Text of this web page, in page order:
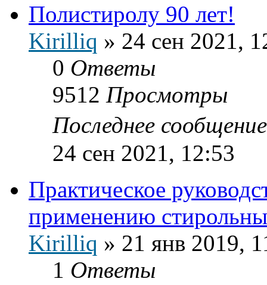
Полистиролу 90 лет!
Kirilliq » 24 сен 2021,
0 Ответы
9512 Просмотры
Последнее
24 сен 2021, 12:53
Практическое
применению
Kirilliq » 21 янв 2019,
1 Ответы